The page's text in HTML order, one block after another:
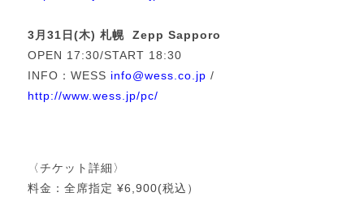
3月31日(木) 札幌 Zepp Sapporo
OPEN 17:30/START 18:30
INFO：WESS info@wess.co.jp /
http://www.wess.jp/pc/
〈チケット詳細〉
料金：全席指定 ¥6,900(税込）